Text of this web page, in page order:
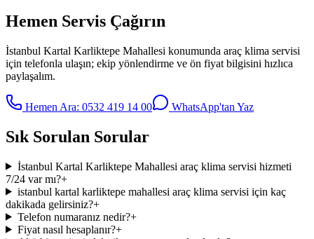
Hemen Servis Çağırın
İstanbul Kartal Karliktepe Mahallesi konumunda araç klima servisi
için telefonla ulaşın; ekip yönlendirme ve ön fiyat bilgisini hızlıca
paylaşalım.
Hemen Ara: 0532 419 14 00 WhatsApp'tan Yaz
Sık Sorulan Sorular
İstanbul Kartal Karliktepe Mahallesi araç klima servisi hizmeti
7/24 var mı?+
istanbul kartal karliktepe mahallesi araç klima servisi için kaç
dakikada gelirsiniz?+
Telefon numaranız nedir?+
Fiyat nasıl hesaplanır?+